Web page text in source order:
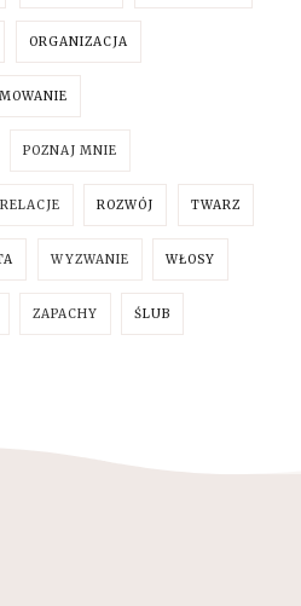
ORGANIZACJA
POZNAJ MNIE
RELACJE ROZWÓJ TWARZ
WYZWANIE WŁOSY
ZAPACHY ŚLUB